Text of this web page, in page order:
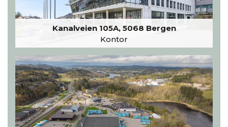
Kanalveien 105A, 5068 Bergen
Kontor